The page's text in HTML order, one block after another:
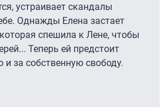
устраивает скандалы
Однажды Елена застает
спешила к Лене, чтобы
Теперь ей предстоит
за собственную свободу.